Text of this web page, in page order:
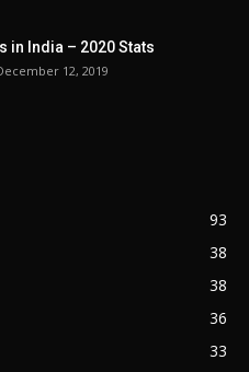
in India – 2020 Stats
12, 2019
93
38
38
36
33